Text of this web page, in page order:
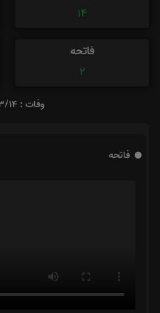
14
فاتحه
2
وفات : 1368/03/14
فاتحه